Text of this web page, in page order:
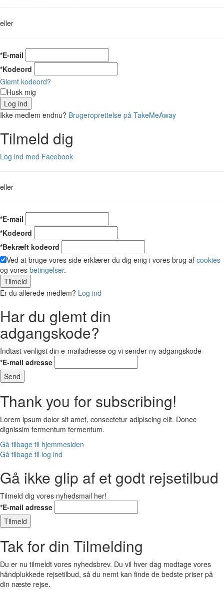
eller
*E-mail
*Kodeord
Glemt kodeord?
Husk mig
Log ind
Ikke medlem endnu? Brugeroprettelse på TakeMeAway
Tilmeld dig
Log ind med Facebook
eller
*E-mail
*Kodeord
*Bekræft kodeord
Ved at bruge vores side erklærer du dig enig i vores brug af cookies
og vores betingelser.
Tilmeld
Er du allerede medlem? Log ind
Har du glemt din
adgangskode?
Indtast venligst din e-mailadresse og vi sender ny adgangskode
*E-mail adresse
Send
Thank you for subscribing!
Lorem ipsum dolor sit amet, consectetur adipiscing elit. Donec
dignissim fermentum fermentum.
Gå tilbage til hjemmesiden
Gå tilbage til log ind
Gå ikke glip af et godt rejsetilbud
Tilmeld dig vores nyhedsmail her!
*E-mail adresse
Tilmeld
Tak for din Tilmelding
Du er nu tilmeldt vores nyhedsbrev. Du vil hver dag modtage vores
håndplukkede rejsetilbud, så du nemt kan finde de bedste priser på
din næste rejse.